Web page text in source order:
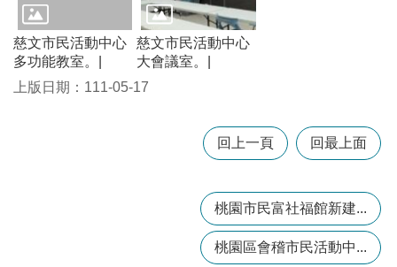
隱
私
權
慈文市民活動中心
多功能教室。|
慈文市民活動中心
大會議室。|
上版日期：111-05-17
回上一頁 回最上面
桃園市民富社福館新建...
桃園區會稽市民活動中...